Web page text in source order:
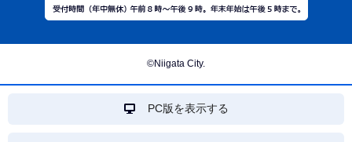
©Niigata City.
PC版を表示する